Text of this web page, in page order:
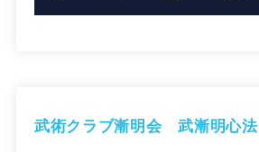
武術クラブ漸明会 武漸明心法